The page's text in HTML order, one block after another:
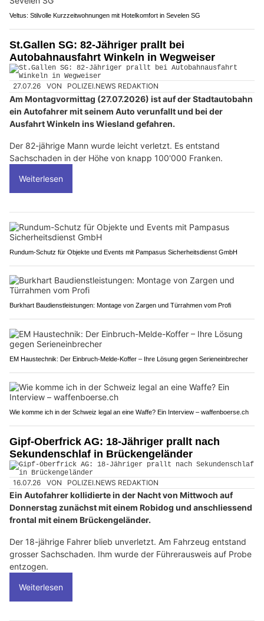
Veltus: Stilvolle Kurzzeitwohnungen mit Hotelkomfort in Sevelen SG
St.Gallen SG: 82-Jähriger prallt bei
Autobahnausfahrt Winkeln in Wegweiser
27.07.26 VON POLIZEI.NEWS REDAKTION
Am Montagvormittag (27.07.2026) ist auf der Stadtautobahn
ein Autofahrer mit seinem Auto verunfallt und bei der
Ausfahrt Winkeln ins Wiesland gefahren.
Der 82-jährige Mann wurde leicht verletzt. Es entstand
Sachschaden in der Höhe von knapp 100'000 Franken.
Weiterlesen
Rundum-Schutz für Objekte und Events mit Pampasus Sicherheitsdienst GmbH
Burkhart Baudienstleistungen: Montage von Zargen und Türrahmen vom Profi
EM Haustechnik: Der Einbruch-Melde-Koffer – Ihre Lösung gegen Serieneinbrecher
Wie komme ich in der Schweiz legal an eine Waffe? Ein Interview – waffenboerse.ch
Gipf-Oberfrick AG: 18-Jähriger prallt nach
Sekundenschlaf in Brückengeländer
16.07.26 VON POLIZEI.NEWS REDAKTION
Ein Autofahrer kollidierte in der Nacht von Mittwoch auf
Donnerstag zunächst mit einem Robidog und anschliessend
frontal mit einem Brückengeländer.
Der 18-jährige Fahrer blieb unverletzt. Am Fahrzeug entstand
grosser Sachschaden. Ihm wurde der Führerausweis auf Probe
entzogen.
Weiterlesen